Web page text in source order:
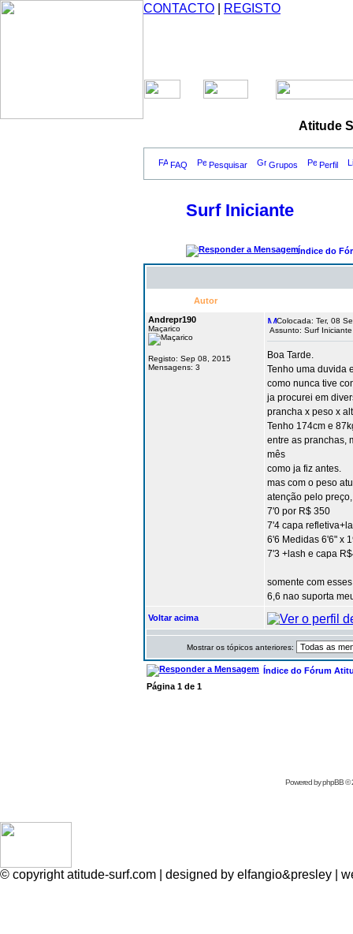
CONTACTO REGISTO
Atitude
FAQ Pesquisar Grupos Perfil
Surf Iniciante
Índice do
Autor
Andrepr190
Maçarico
Registo: Sep 08, 2015
Mensagens: 3
Colocada: Ter, 08
Assunto: Surf Iniciante
Boa Tarde.
Tenho uma duvida
como nunca tive
ja procurei em
prancha x peso x
Tenho 174cm e
entre as pranchas,
mês
como ja fiz antes.
mas com o peso
atenção pelo
7'0 por R$ 350
7'4 capa
6'6 Medidas 6'6" x
7'3 +lash e capa
somente com
6,6 nao suporta
Voltar acima
Mostrar os tópicos anteriores:
Índice do Fórum
Página 1 de 1
Powered byphpBB©
© copyright atitude-surf.com | designed by elfangio&presley |